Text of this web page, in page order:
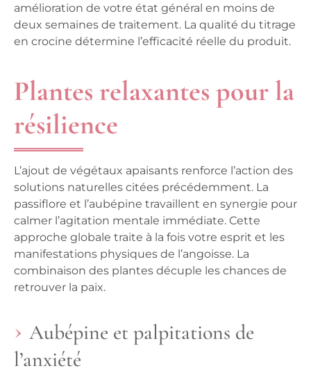
amélioration de votre état général en moins de
deux semaines de traitement. La qualité du titrage
en crocine détermine l’efficacité réelle du produit.
Plantes relaxantes pour la
résilience
L’ajout de végétaux apaisants renforce l’action des
solutions naturelles citées précédemment. La
passiflore et l’aubépine travaillent en synergie pour
calmer l’agitation mentale immédiate. Cette
approche globale traite à la fois votre esprit et les
manifestations physiques de l’angoisse. La
combinaison des plantes décuple les chances de
retrouver la paix.
Aubépine et palpitations de
l’anxiété